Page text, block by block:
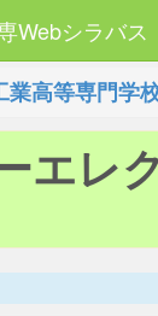
Webシラバス
業高等専門学
エレ